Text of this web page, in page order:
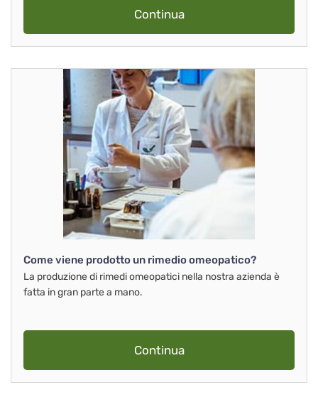
Continua
Come viene prodotto un rimedio omeopatico?
La produzione di rimedi omeopatici nella nostra azienda è
fatta in gran parte a mano.
Continua